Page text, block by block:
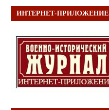
ИНТЕРНЕТ-ПРИЛОЖЕНИЕ